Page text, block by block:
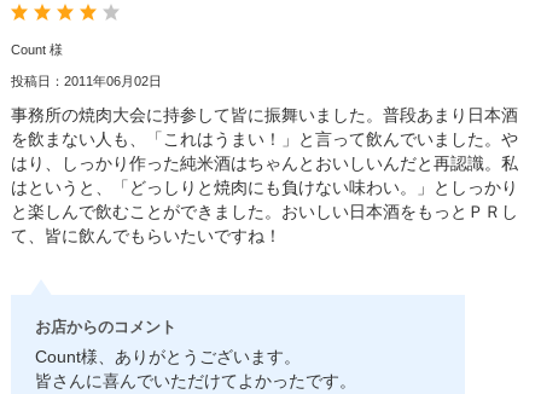
Count 様
投稿日：2011年06月02日
事務所の焼肉大会に持参して皆に振舞いました。普段あまり日本酒
を飲まない人も、「これはうまい！」と言って飲んでいました。や
はり、しっかり作った純米酒はちゃんとおいしいんだと再認識。私
はというと、「どっしりと焼肉にも負けない味わい。」としっかり
と楽しんで飲むことができました。おいしい日本酒をもっとＰＲし
て、皆に飲んでもらいたいですね！
お店からのコメント
Count様、ありがとうございます。
皆さんに喜んでいただけてよかったです。